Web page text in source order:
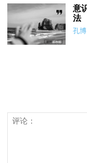
意
法
孔博